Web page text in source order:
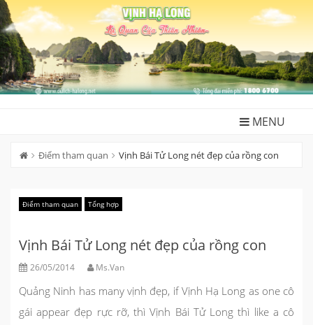
Skip
to
content
MENU
Điểm tham quan Vịnh Bái Tử Long nét đẹp của rồng con
Điểm tham quan Tổng hợp
Vịnh Bái Tử Long nét đẹp của rồng con
26/05/2014 Ms.Van
Quảng Ninh has many vịnh đẹp, if Vịnh Hạ Long as one cô
gái appear đẹp rực rỡ, thì Vịnh Bái Tử Long thì like a cô